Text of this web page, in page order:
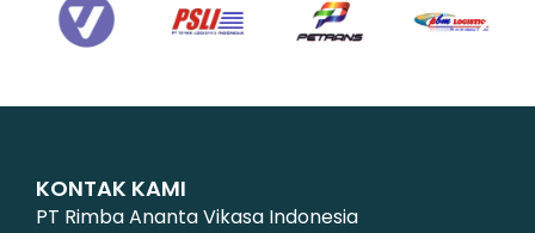
KONTAK KAMI
PT Rimba Ananta Vikasa Indonesia